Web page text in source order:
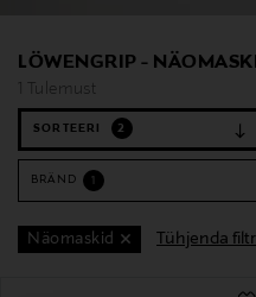
LÖWENGRIP -
1 Tulemust
SORTEERI 2
BRÄND
Näomaskid Tühjenda